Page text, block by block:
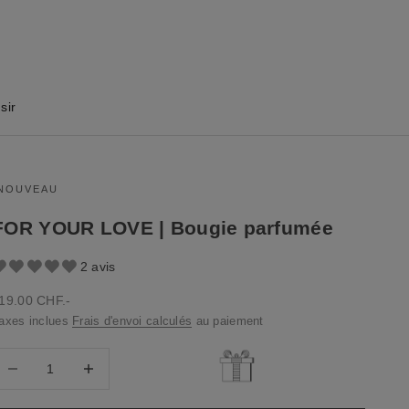
YOUR LOVE | Bougie parfumée
2 avis
de vente
CHF.-
inclues Frais d'envoi calculés au paiement